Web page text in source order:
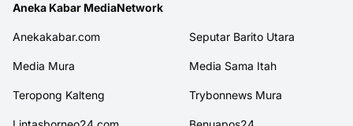
Aneka Kabar MediaNetwork
Anekakabar.com Seputar Barito Utara
Media Mura Media Sama Itah
Teropong Kalteng Trybonnews Mura